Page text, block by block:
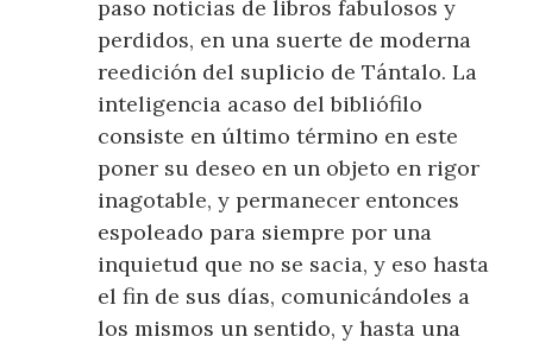
paso noticias de libros fabulosos y
perdidos, en una suerte de moderna
reedición del suplicio de Tántalo. La
inteligencia acaso del bibliófilo
consiste en último término en este
poner su deseo en un objeto en rigor
inagotable, y permanecer entonces
espoleado para siempre por una
inquietud que no se sacia, y eso hasta
el fin de sus días, comunicándoles a
los mismos un sentido, y hasta una